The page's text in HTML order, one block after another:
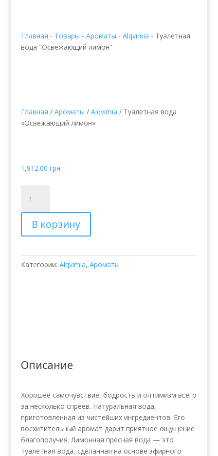
Главная - Товары - Ароматы - Alqvimia - Туалетная
вода "Освежающий лимон"
Главная / Ароматы / Alqvimia / Туалетная вода
«Освежающий лимон»
1,912.00 грн
товара
Туалетная
вода
"Освежающий
В корзину
Категории: Alqvimia, Ароматы
Описание
Хорошее самочувствие, бодрость и оптимизм всего
за несколько спреев. Натуральная вода,
приготовленная из чистейших ингредиентов. Его
восхитительный аромат дарит приятное ощущение
благополучия. Лимонная пресная вода — это
туалетная вода, сделанная на основе эфирного